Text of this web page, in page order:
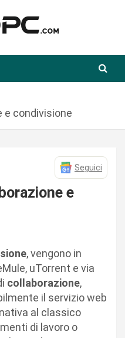
e condivisione
Seguici
e
, vengono in
uTorrent e via
collaborazione,
il servizio web
al classico
di lavoro o